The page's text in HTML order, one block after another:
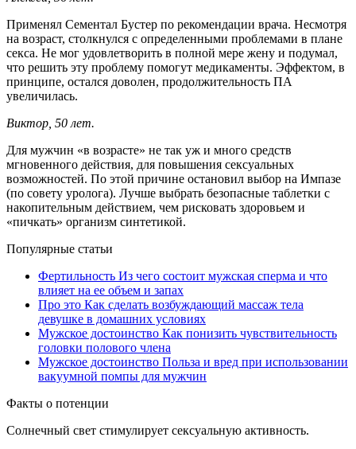
Применял Сементал Бустер по рекомендации врача. Несмотря
на возраст, столкнулся с определенными проблемами в плане
секса. Не мог удовлетворить в полной мере жену и подумал,
что решить эту проблему помогут медикаменты. Эффектом, в
принципе, остался доволен, продолжительность ПА
увеличилась.
Виктор, 50 лет.
Для мужчин «в возрасте» не так уж и много средств
мгновенного действия, для повышения сексуальных
возможностей. По этой причине остановил выбор на Импазе
(по совету уролога). Лучше выбрать безопасные таблетки с
накопительным действием, чем рисковать здоровьем и
«пичкать» организм синтетикой.
Популярные статьи
Фертильность Из чего состоит мужская сперма и что
влияет на ее объем и запах
Про это Как сделать возбуждающий массаж тела
девушке в домашних условиях
Мужское достоинство Как понизить чувствительность
головки полового члена
Мужское достоинство Польза и вред при использовании
вакуумной помпы для мужчин
Факты о потенции
Солнечный свет стимулирует сексуальную активность.